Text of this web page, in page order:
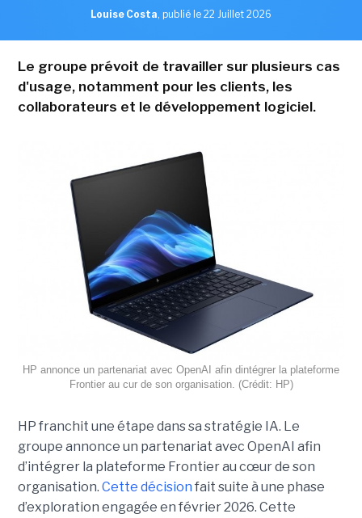
Louise Costa, publié le 22 Juillet 2026
Le groupe prévoit de travailler sur plusieurs cas
d'usage, notamment pour les clients, les
collaborateurs et le développement logiciel.
HP annonce un partenariat avec OpenAI afin dintégrer la plateforme
Frontier au cur de son organisation. (Crédit: HP)
HP franchit une étape dans sa stratégie IA. Le
groupe annonce un partenariat avec OpenAI afin
d’intégrer la plateforme Frontier au cœur de son
organisation. Cette décision fait suite à une phase
d’exploration engagée en février 2026. Cette